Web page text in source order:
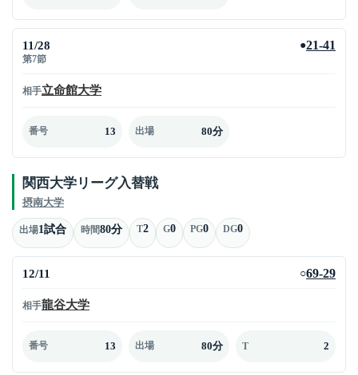
11/28
第7節
●21-41
相手立命館大学
番号 13 出場 80分
関西大学リーグ入替戦
摂南大学
出場1試合 時間80分 T2 G0 PG0 DG0
12/11 ○69-29
相手龍谷大学
番号 13 出場 80分 T 2